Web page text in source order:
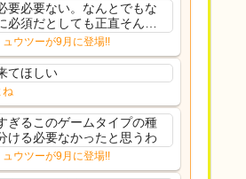
要必要ない。なんとでもな
必須だとしても正直そんな
う気は無い。運営は時間の
く見すぎなのよ。ポケスリ
いやろうなと思ってる。〉
二年後...
ュウツーが9月に登場!!
てほしい
ね
ぎるこのゲームタイプの種
ける必要なかったと思うわ
ュウツーが9月に登場!!